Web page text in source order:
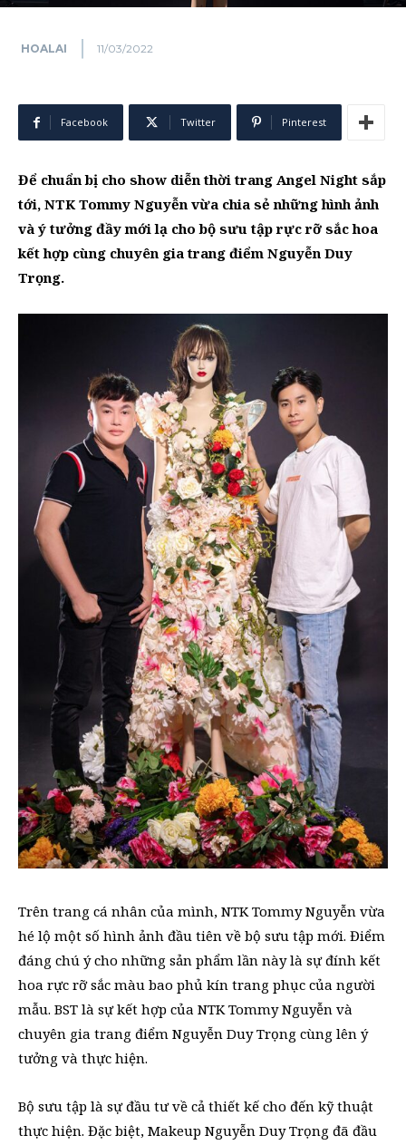
HOALAI 11/03/2022
Facebook Twitter Pinterest
Để chuẩn bị cho show diễn thời trang Angel Night sắp
tới, NTK Tommy Nguyễn vừa chia sẻ những hình ảnh
và ý tưởng đầy mới lạ cho bộ sưu tập rực rỡ sắc hoa
kết hợp cùng chuyên gia trang điểm Nguyễn Duy
Trọng.
Trên trang cá nhân của mình, NTK Tommy Nguyễn vừa
hé lộ một số hình ảnh đầu tiên về bộ sưu tập mới. Điểm
đáng chú ý cho những sản phẩm lần này là sự đính kết
hoa rực rỡ sắc màu bao phủ kín trang phục của người
mẫu. BST là sự kết hợp của NTK Tommy Nguyễn và
chuyên gia trang điểm Nguyễn Duy Trọng cùng lên ý
tưởng và thực hiện.
Bộ sưu tập là sự đầu tư về cả thiết kế cho đến kỹ thuật
thực hiện. Đặc biệt, Makeup Nguyễn Duy Trọng đã đầu